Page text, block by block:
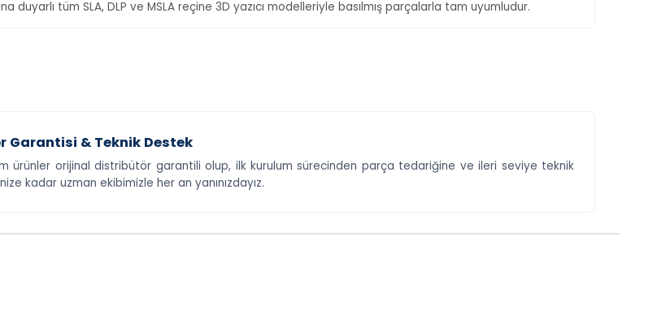
tüm SLA, DLP ve MSLA reçine 3D yazıcı modelleriyle basılmış parçalarla tam uyumludur.
Garantisi & Teknik Destek
tüm ürünler orijinal distribütör garantili olup, ilk kurulum sürecinden parça tedariğine ve ileri seviye teknik
kadar uzman ekibimizle her an yanınızdayız.